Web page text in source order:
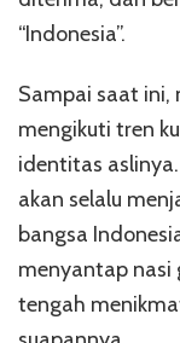
“Indonesia”.
Sampai saat ini,
mengikuti tren
identitas
akan selalu
bangsa
menyantap nasi
tengah